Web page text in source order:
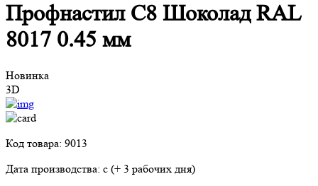
Профнастил С8 Шоколад RAL
8017 0.45 мм
Новинка
3D
Код товара: 9013
Дата производства: с (+ 3 рабочих дня)